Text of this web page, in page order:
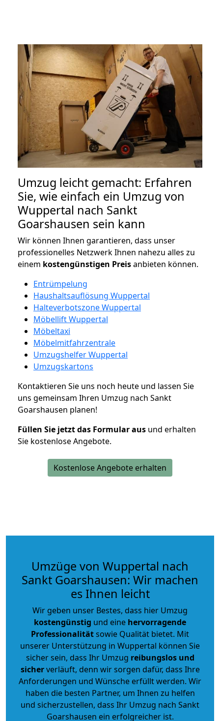
Umzug leicht gemacht: Erfahren
Sie, wie einfach ein Umzug von
Wuppertal nach Sankt
Goarshausen sein kann
Wir können Ihnen garantieren, dass unser
professionelles Netzwerk Ihnen nahezu alles zu
einem kostengünstigen Preisanbieten können.
Entrümpelung
Haushaltsauflösung Wuppertal
Halteverbotszone Wuppertal
Möbellift Wuppertal
Möbeltaxi
Möbelmitfahrzentrale
Umzugshelfer Wuppertal
Umzugskartons
Kontaktieren Sie uns noch heute und lassen Sie
uns gemeinsam Ihren Umzug nach Sankt
Goarshausen planen!
Füllen Sie jetzt das Formular aus und erhalten
Sie kostenlose Angebote.
Kostenlose Angebote erhalten
Umzüge von Wuppertal nach
Sankt Goarshausen: Wir machen
es Ihnen leicht
Wir geben unser Bestes, dass hier Umzug
kostengünstig und eine hervorragende
Professionalitätsowie Qualität bietet. Mit
unserer Unterstützung in Wuppertal können Sie
sicher sein, dass Ihr Umzug reibungslos und
sicherverläuft, denn wir sorgen dafür, dass Ihre
Anforderungen und Wünsche erfüllt werden. Wir
haben die besten Partner, um Ihnen zu helfen
und sicherzustellen, dass Ihr Umzug nach Sankt
Goarshausen ein erfolgreicher ist.